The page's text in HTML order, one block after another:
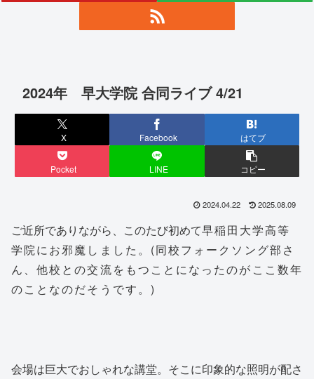
2024年 早大学院 合同ライブ 4/21
X Facebook はてブ
Pocket LINE コピー
2024.04.22 2025.08.09
ご近所でありながら、このたび初めて早稲田大学高等
学院にお邪魔しました。(同校フォークソング部さ
ん、他校との交流をもつことになったのがここ数年
のことなのだそうです。)
会場は巨大でおしゃれな講堂。そこに印象的な照明が配さ